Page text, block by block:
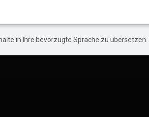
in Ihre bevorzugte Sprache zu